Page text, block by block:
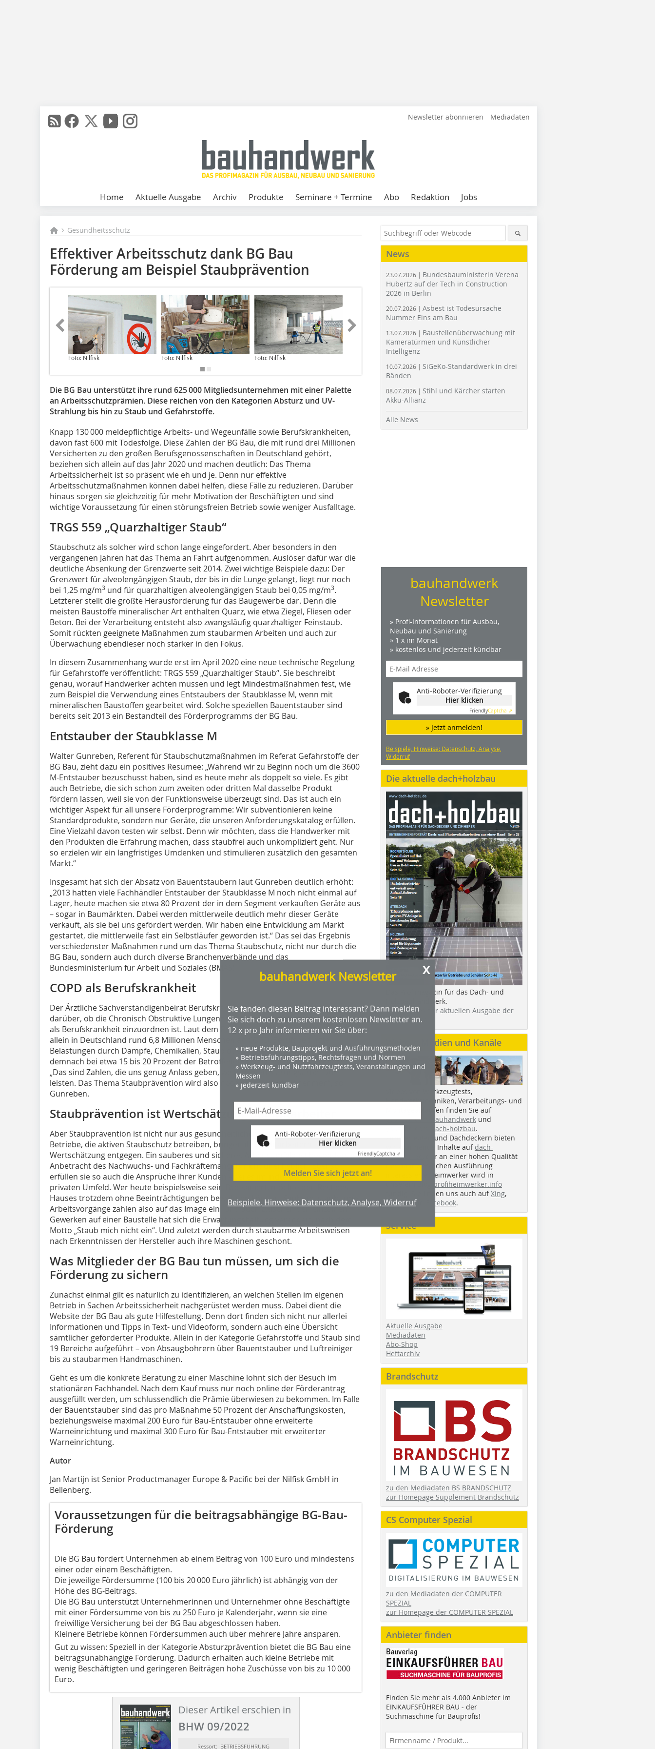
Newsletter abonnieren Mediadaten
Home Aktuelle Ausgabe Archiv Produkte Seminare + Termine Abo Redaktion Jobs
Gesundheitsschutz
Effektiver Arbeitsschutz dank BG Bau
Förderung am Beispiel Staubprävention
Foto: Nilfisk Foto: Nilfisk Foto: Nilfisk
Die BG Bau unterstützt ihre rund 625 000 Mitgliedsunternehmen mit einer Palette
an Arbeitsschutzprämien. Diese reichen von den Kategorien Absturz und UV-
Strahlung bis hin zu Staub und Gefahrstoffe.
Knapp 130 000 meldepflichtige Arbeits- und Wegeunfälle sowie Berufskrankheiten,
davon fast 600 mit Todesfolge. Diese Zahlen der BG Bau, die mit rund drei Millionen
Versicherten zu den großen Berufsgenossenschaften in Deutschland gehört,
beziehen sich allein auf das Jahr 2020 und machen deutlich: Das Thema
Arbeitssicherheit ist so präsent wie eh und je. Denn nur effektive
Arbeitsschutzmaßnahmen können dabei helfen, diese Fälle zu reduzieren. Darüber
hinaus sorgen sie gleichzeitig für mehr Motivation der Beschäftigten und sind
wichtige Voraussetzung für einen störungsfreien Betrieb sowie weniger Ausfalltage.
TRGS 559 „Quarzhaltiger Staub“
Staubschutz als solcher wird schon lange eingefordert. Aber besonders in den
vergangenen Jahren hat das Thema an Fahrt aufgenommen. Auslöser dafür war die
deutliche Absenkung der Grenzwerte seit 2014. Zwei wichtige Beispiele dazu: Der
Grenzwert für alveolengängigen Staub, der bis in die Lunge gelangt, liegt nur noch
bei 1,25 mg/m3 und für quarzhaltigen alveolengängigen Staub bei 0,05 mg/m3.
Letzterer stellt die größte Herausforderung für das Baugewerbe dar. Denn die
meisten Baustoffe mineralischer Art enthalten Quarz, wie etwa Ziegel, Fliesen oder
Beton. Bei der Verarbeitung entsteht also zwangsläufig quarzhaltiger Feinstaub.
Somit rückten geeignete Maßnahmen zum staubarmen Arbeiten und auch zur
Überwachung ebendieser noch stärker in den Fokus.
In diesem Zusammenhang wurde erst im April 2020 eine neue technische Regelung
für Gefahrstoffe veröffentlicht: TRGS 559 „Quarzhaltiger Staub“. Sie beschreibt
genau, worauf Handwerker achten müssen und legt Mindestmaßnahmen fest, wie
zum Beispiel die Verwendung eines Entstaubers der Staubklasse M, wenn mit
mineralischen Baustoffen gearbeitet wird. Solche speziellen Bauentstauber sind
bereits seit 2013 ein Bestandteil des Förderprogramms der BG Bau.
Entstauber der Staubklasse M
Walter Gunreben, Referent für Staubschutzmaßnahmen im Referat Gefahrstoffe der
BG Bau, zieht dazu ein positives Resümee: „Während wir zu Beginn noch um die 3600
M-Entstauber bezuschusst haben, sind es heute mehr als doppelt so viele. Es gibt
auch Betriebe, die sich schon zum zweiten oder dritten Mal dasselbe Produkt
fördern lassen, weil sie von der Funktionsweise überzeugt sind. Das ist auch ein
wichtiger Aspekt für all unsere Förderprogramme: Wir subventionieren keine
Standardprodukte, sondern nur Geräte, die unseren Anforderungskatalog erfüllen.
Eine Vielzahl davon testen wir selbst. Denn wir möchten, dass die Handwerker mit
den Produkten die Erfahrung machen, dass staubfrei auch unkompliziert geht. Nur
so erzielen wir ein langfristiges Umdenken und stimulieren zusätzlich den gesamten
Markt.“
Insgesamt hat sich der Absatz von Bauentstaubern laut Gunreben deutlich erhöht:
„2013 hatten viele Fachhändler Entstauber der Staubklasse M noch nicht einmal auf
Lager, heute machen sie etwa 80 Prozent der in dem Segment verkauften Geräte aus
– sogar in Baumärkten. Dabei werden mittlerweile deutlich mehr dieser Geräte
verkauft, als sie bei uns gefördert werden. Wir haben eine Entwicklung am Markt
gestartet, die mittlerweile fast ein Selbstläufer geworden ist.“ Das sei das Ergebnis
verschiedenster Maßnahmen rund um das Thema Staubschutz, nicht nur durch die
BG Bau, sondern auch durch diverse Branchenverbände und das
Bundesministerium für Arbeit und Soziales (BMAS).
COPD als Berufskrankheit
Der Ärztliche Sachverständigenbeirat Berufskrankheiten des BMAS berät aktuell
darüber, ob die Chronisch Obstruktive Lungenerkrankung (COPD) durch Quarzstaub
als Berufskrankheit einzuordnen ist. Laut dem Portal www.copd-aktuell.de leiden
allein in Deutschland rund 6,8 Millionen Menschen an COPD. Berufsbedingte
Belastungen durch Dämpfe, Chemikalien, Staub oder andere Schadstoffe sind
demnach bei etwa 15 bis 20 Prozent der Betroffenen die wahrscheinliche Ursache.
„Das sind Zahlen, die uns genug Anlass geben, weiterhin Aufklärungsarbeit zu
leisten. Das Thema Staubprävention wird also noch mehr Raum einnehmen“, so
Gunreben.
Staubprävention ist Wertschätzung der Mitarbeiter
Aber Staubprävention ist nicht nur aus gesundheitlicher Sicht ein wichtiges Thema.
Betriebe, die aktiven Staubschutz betreiben, bringen ihren Mitarbeitern
Wertschätzung entgegen. Ein sauberes und sicheres Arbeitsumfeld ist besonders in
Anbetracht des Nachwuchs- und Fachkräftemangels nicht unerheblich. Ebenso
erfüllen sie so auch die Ansprüche ihrer Kunden – sei es im industriellen oder
privaten Umfeld. Wer heute beispielsweise sein Bad saniert, möchte den Rest des
Hauses trotzdem ohne Beeinträchtigungen bewohnen können. Saubere, staubarme
Arbeitsvorgänge zahlen also auf das Image ein. Und auch zwischen den einzelnen
Gewerken auf einer Baustelle hat sich die Erwartungshaltung verändert, nach dem
Motto „Staub mich nicht ein“. Und zuletzt werden durch staubarme Arbeitsweisen
nach Erkenntnissen der Hersteller auch ihre Maschinen geschont.
Was Mitglieder der BG Bau tun müssen, um sich die
Förderung zu sichern
Zunächst einmal gilt es natürlich zu identifizieren, an welchen Stellen im eigenen
Betrieb in Sachen Arbeitssicherheit nachgerüstet werden muss. Dabei dient die
Website der BG Bau als gute Hilfestellung. Denn dort finden sich nicht nur allerlei
Informationen und Tipps in Text- und Videoform, sondern auch eine Übersicht
sämtlicher geförderter Produkte. Allein in der Kategorie Gefahrstoffe und Staub sind
19 Bereiche aufgeführt – von Absaugbohrern über Bauentstauber und Luftreiniger
bis zu staubarmen Handmaschinen.
Geht es um die konkrete Beratung zu einer Maschine lohnt sich der Besuch im
stationären Fachhandel. Nach dem Kauf muss nur noch online der Förderantrag
ausgefüllt werden, um schlussendlich die Prämie überwiesen zu bekommen. Im Falle
der Bauentstauber sind das pro Maßnahme 50 Prozent der Anschaffungskosten,
beziehungsweise maximal 200 Euro für Bau-Entstauber ohne erweiterte
Warneinrichtung und maximal 300 Euro für Bau-Entstauber mit erweiterter
Warneinrichtung.
Autor
Jan Martijn ist Senior Productmanager Europe & Pacific bei der Nilfisk GmbH in
Bellenberg.
Voraussetzungen für die beitragsabhängige BG-Bau-
Förderung
Die BG Bau fördert Unternehmen ab einem Beitrag von 100 Euro und mindestens
einer oder einem Beschäftigten.
Die jeweilige Fördersumme (100 bis 20 000 Euro jährlich) ist abhängig von der
Höhe des BG-Beitrags.
Die BG Bau unterstützt Unternehmerinnen und Unternehmer ohne Beschäftigte
mit einer Fördersumme von bis zu 250 Euro je Kalenderjahr, wenn sie eine
freiwillige Versicherung bei der BG Bau abgeschlossen haben.
Kleinere Betriebe können Fördersummen auch über mehrere Jahre ansparen.
Gut zu wissen: Speziell in der Kategorie Absturzprävention bietet die BG Bau eine
beitragsunabhängige Förderung. Dadurch erhalten auch kleine Betriebe mit
wenig Beschäftigten und geringeren Beiträgen hohe Zuschüsse von bis zu 10 000
Euro.
Dieser Artikel erschien in
BHW 09/2022
Ressort: BETRIEBSFÜHRUNG
x
bauhandwerk Newsletter
Sie fanden diesen Beitrag interessant? Dann melden
Sie sich doch zu unserem kostenlosen Newsletter an.
12 x pro Jahr informieren wir Sie über:
» neue Produkte, Bauprojekt und Ausführungsmethoden
» Betriebsführungstipps, Rechtsfragen und Normen
» Werkzeug- und Nutzfahrzeugtests, Veranstaltungen und
Messen
» jederzeit kündbar
Anti-Roboter-Verifizierung
Hier klicken
FriendlyCaptcha ⇗
Melden Sie sich jetzt an!
Beispiele, Hinweise: Datenschutz, Analyse, Widerruf
News
23.07.2026 | Bundesbauministerin Verena
Hubertz auf der Tech in Construction
2026 in Berlin
20.07.2026 | Asbest ist Todesursache
Nummer Eins am Bau
13.07.2026 | Baustellenüberwachung mit
Kameratürmen und Künstlicher
Intelligenz
10.07.2026 | SiGeKo-Standardwerk in drei
Bänden
08.07.2026 | Stihl und Kärcher starten
Akku-Allianz
Alle News
bauhandwerk
Newsletter
» Profi-Informationen für Ausbau,
Neubau und Sanierung
» 1 x im Monat
» kostenlos und jederzeit kündbar
Anti-Roboter-Verifizierung
Hier klicken
FriendlyCaptcha ⇗
» Jetzt anmelden!
Beispiele, Hinweise: Datenschutz, Analyse,
Widerruf
Die aktuelle dach+holzbau
Das Profimagazin für das Dach- und
Holzbauhandwerk.
Hier geht es zur aktuellen Ausgabe der
dach+holzbau.
Weitere Medien und Kanäle
Videos von Werkzeugtests,
Handwerkstechniken, Verarbeitungs- und
Montageabläufen finden Sie auf
youtube.com/bauhandwerk und
youtube.com/dach-holzbau.
Zimmerleuten und Dachdeckern bieten
wir spannende Inhalte auf dach-
holzbau.de
, der an einer hohen Qualität
der handwerklichen Ausführung
interessierte Heimwerker wird in
unserem Blog
profiheimwerker.info
fündig. Sie finden uns auch aufXing,
Twitterund Facebook.
Service
Aktuelle Ausgabe
Mediadaten
Abo-Shop
Heftarchiv
Brandschutz
zu den Mediadaten BS BRANDSCHUTZ
zur Homepage Supplement Brandschutz
CS Computer Spezial
zu den Mediadaten der COMPUTER
SPEZIAL
zur Homepage der COMPUTER SPEZIAL
Anbieter finden
Finden Sie mehr als 4.000 Anbieter im
EINKAUFSFÜHRER BAU - der
Suchmaschine für Bauprofis!